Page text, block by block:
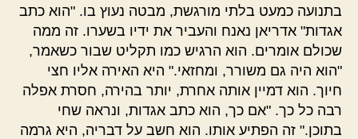
בתנועה כמעט בלתי מורגשת, מבטה נעוץ בו. "הוא כתב
אגדות" אדריאן נאנח והעביר את ידיו בשערו. זה ממה
שכולם אומרים. הוא הרגיש כמו תקליט שבור כשאמר,
"הוא היה גם משורר, ומחזאי." היא האירה אליו חצי
חיוך. הוא דמיין אותה אחרת, יותר בהירה, חסרת אפלה
רבה כל כך. "אם כך, הוא כתב אגדות, ונראה שחי
בתוכן." זה הפתיע אותו. הוא חשב על דבריה, היא גרמה